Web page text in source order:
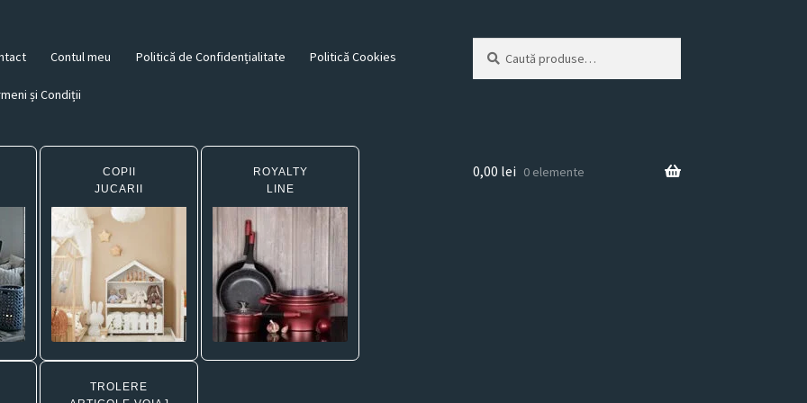
Contul meu Politică de Confidențialitate Politică Cookies
și Condiții
după:
COPII
JUCARII
ROYALTY
LINE
TROLERE
0,00 lei 0 elemente